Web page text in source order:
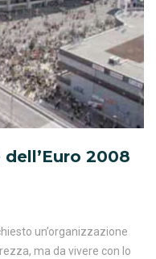
2008
un’organizzazione
ma da vivere con lo